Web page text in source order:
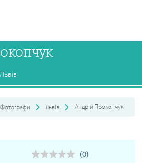
Львів
Фотографи Львів Андрій Прокопчук
(0)